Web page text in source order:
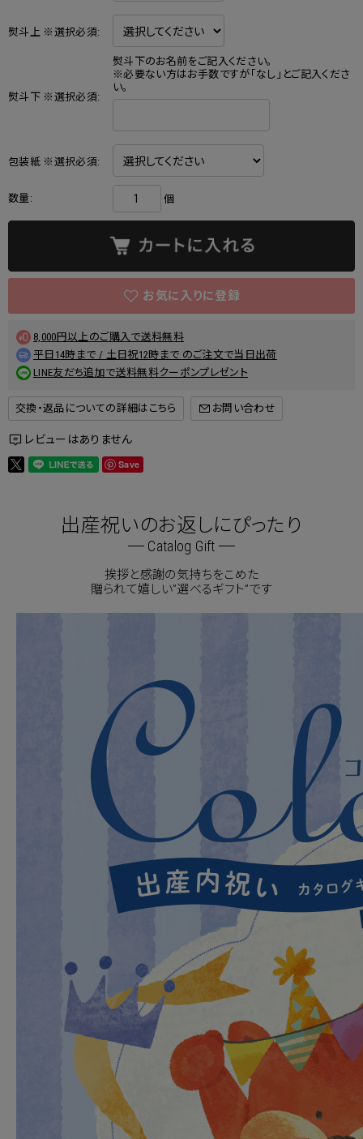
熨斗上 ※選択必須:
熨斗下 ※選択必須:
熨斗下のお名前をご記入ください。
※必要ない方はお手数ですが「なし」とご記入くださ
い。
包装紙 ※選択必須:
数量: 個
8,000円以上のご購入で送料無料
平日14時まで / 土日祝12時まで のご注文で当日出荷
LINE友だち追加で送料無料クーポンプレゼント
交換・返品についての詳細はこちら
レビューはありません
Save
出産祝いのお返しにぴったり
Catalog Gift
挨拶と感謝の気持ちをこめた
贈られて嬉しい”選べるギフト”です